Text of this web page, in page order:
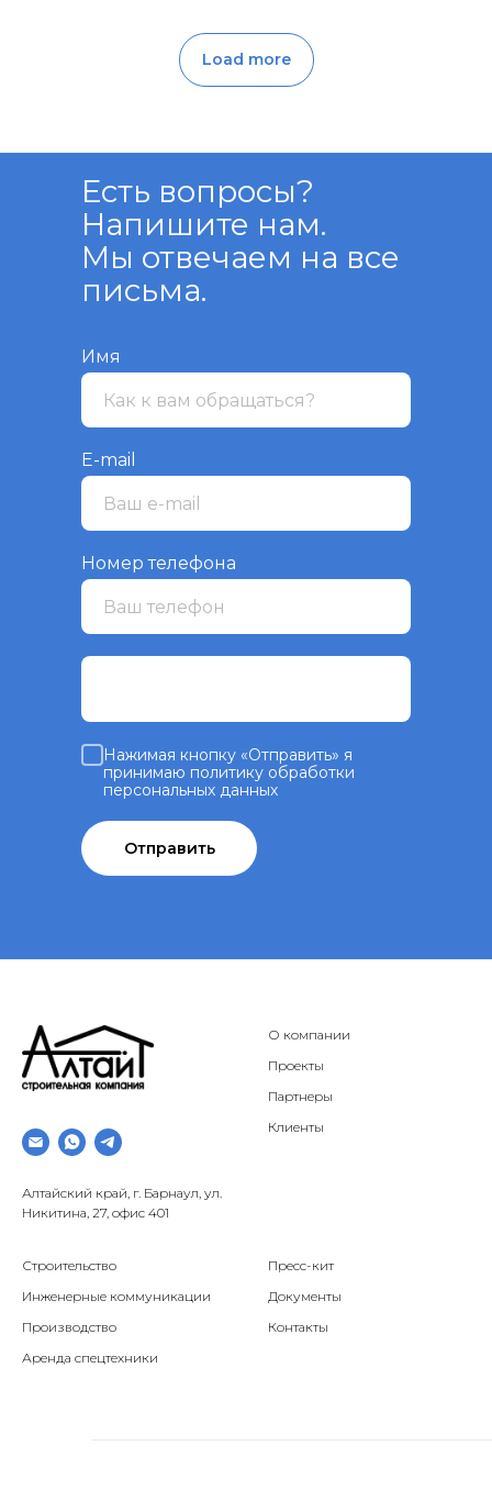
Load more
Имя
E-mail
Номер телефона
Нажимая кнопку «Отправить» я
принимаю политику обработки
персональных данных
Отправить
Есть вопросы?
Напишите нам.
Мы отвечаем на все
письма.
Алтайский край, г. Барнаул, ул.
Никитина, 27, офис 401
О компании
Проекты
Партнеры
Клиенты
Строительство
Инженерные коммуникации
Производство
Аренда спецтехники
Пресс-кит
Документы
Контакты